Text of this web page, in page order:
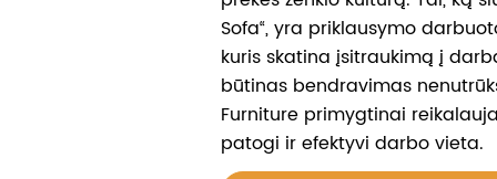
Sofa“, yra priklausymo
kuris skatina įsitraukimą į
būtinas bendravimas
Furniture primygtinai
patogi ir efektyvi darbo vieta.